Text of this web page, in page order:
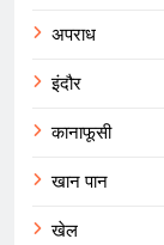
अपराध
इंदौर
कानाफूसी
खान पान
खेल